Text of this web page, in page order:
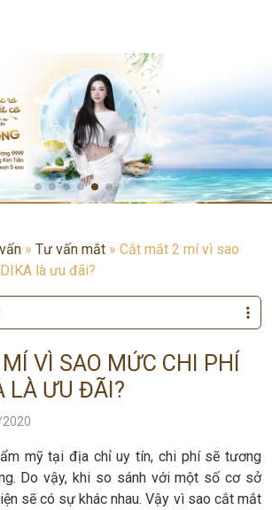
» Tư vấn mắt » Cắt mắt 2 mí vì sao
là ưu đãi?
VÌ SAO MỨC CHI PHÍ
LÀ ƯU ĐÃI?
mỹ tại địa chỉ uy tín, chi phí sẽ tương
Do vậy, khi so sánh với một số cơ sở
sẽ có sự khác nhau. Vậy vì sao cắt mắt